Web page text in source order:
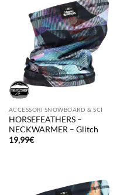
ACCESSORI SNOWBOARD & SCI
HORSEFEATHERS –
NECKWARMER – Glitch
19,99€